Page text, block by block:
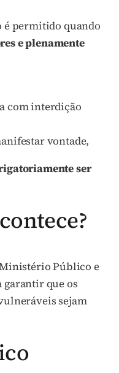
permitido quando
e plenamente
com interdição
vontade,
ser
Público e
garantir que os
sejam